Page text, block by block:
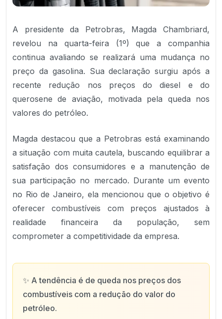
A presidente da Petrobras, Magda Chambriard,
revelou na quarta-feira (1º) que a companhia
continua avaliando se realizará uma mudança no
preço da gasolina. Sua declaração surgiu após a
recente redução nos preços do diesel e do
querosene de aviação, motivada pela queda nos
valores do petróleo.
Magda destacou que a Petrobras está examinando
a situação com muita cautela, buscando equilibrar a
satisfação dos consumidores e a manutenção de
sua participação no mercado. Durante um evento
no Rio de Janeiro, ela mencionou que o objetivo é
oferecer combustíveis com preços ajustados à
realidade financeira da população, sem
comprometer a competitividade da empresa.
✨ A tendência é de queda nos preços dos
combustíveis com a redução do valor do
petróleo.